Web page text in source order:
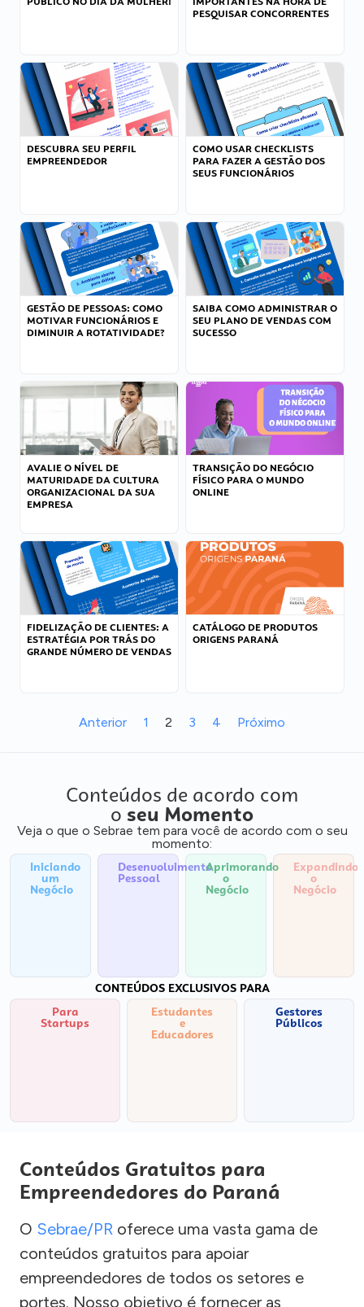
PESQUISAR CONCORRENTES
DESCUBRA SEU PERFIL
EMPREENDEDOR
COMO USAR CHECKLISTS
PARA FAZER A GESTÃO DOS
SEUS FUNCIONÁRIOS
GESTÃO DE PESSOAS: COMO
MOTIVAR FUNCIONÁRIOS E
DIMINUIR A ROTATIVIDADE?
SAIBA COMO ADMINISTRAR O
SEU PLANO DE VENDAS COM
SUCESSO
AVALIE O NÍVEL DE
MATURIDADE DA CULTURA
ORGANIZACIONAL DA SUA
EMPRESA
TRANSIÇÃO DO NEGÓCIO
FÍSICO PARA O MUNDO
ONLINE
FIDELIZAÇÃO DE CLIENTES: A
ESTRATÉGIA POR TRÁS DO
GRANDE NÚMERO DE VENDAS
CATÁLOGO DE PRODUTOS
ORIGENS PARANÁ
Anterior 1 2 3 4 Próximo
Conteúdos de acordo com
o seu Momento
Veja o que o Sebrae tem para você de acordo com o seu
momento:
Iniciando
um
Negócio
Desenvolvimento
Pessoal
Aprimorando
o
Negócio
Expandindo
o
Negócio
CONTEÚDOS EXCLUSIVOS PARA
Para
Startups
Estudantes
e
Educadores
Gestores
Públicos
Conteúdos Gratuitos para
Empreendedores do Paraná
O Sebrae/PR oferece uma vasta gama de
conteúdos gratuitos para apoiar
empreendedores de todos os setores e
portes. Nosso objetivo é fornecer as